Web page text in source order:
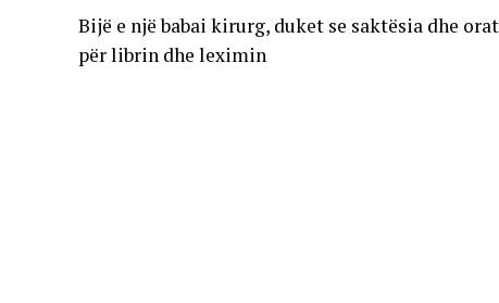
Bijë e një babai kirurg, duket se saktësia dhe
për librin dhe leximin